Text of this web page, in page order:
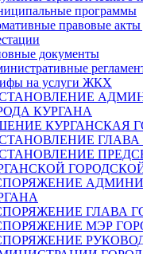
программы
правовые акты
документы
на услуги ЖКХ
КУРГАНА
КУРГАНСКАЯ
ГЛАВА
ГЛАВА
МЭР